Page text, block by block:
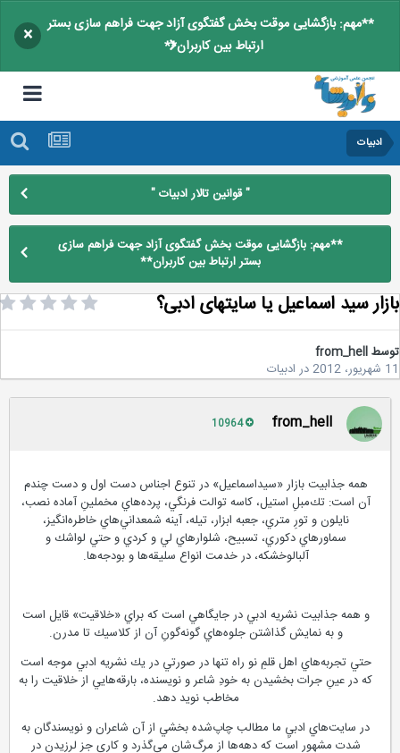
**مهم: بازگشایی موقت بخش گفتگوی آزاد جهت فراهم سازی بستر
ارتباط بین کاربران**
×
ادبیات
" قوانین تالار ادبیات "
**مهم: بازگشایی موقت بخش گفتگوی آزاد جهت فراهم سازی
بستر ارتباط بین کاربران**
سید اسماعیل یا سایتهای ادبی؟
from_hell
درادبیات
from_hell
همه جذابيت بازار «سيداسماعيل» در تنوع اجناس دست اول و دست چندم
آن است: تك‌مبلِ استيل، كاسه توالت فرنگي، پرده‌هاي مخملينِ آماده نصب،
نايلون و تورِ متري، جعبه ابزار، تيله، آينه شمعداني‌هاي خاطره‌انگيز،
سماورهاي دكوري، تسبيح، شلوارهاي لي و كردي و حتي لواشك و
آلبالوخشكه، در خدمت انواع سليقه‌ها و بودجه‌ها.
و همه جذابيت نشريه ادبي در جايگاهي است كه براي «خلاقيت» قايل است
و به نمايش گذاشتن جلوه‌هاي گونه‌گونِ آن از كلاسيك تا مدرن.
حتي تجربه‌هاي اهل قلمِ نو راه تنها در صورتي در يك نشريه ادبي موجه است
كه در عينِ جرات بخشيدن به خودِ شاعر و نويسنده، بارقه‌هايي از خلاقيت را به
مخاطب نويد دهد.
در سايت‌هاي ادبيِ ما مطالب چاپ‌شده بخشي از آن شاعران و نويسندگان به
شدت مشهور است كه دهه‌ها از مرگ‌شان مي‌گذرد و كاري جز لرزيدن در